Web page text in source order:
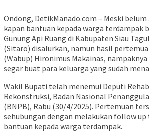
Ondong, DetikManado.com – Meski
kapan bantuan kepada warga terdampak
Gunung Api Ruang di Kabupaten Siau
(Sitaro) disalurkan, namun hasil
(Wabup) Hironimus Makainas,
segar buat para keluarga yang sudah
Wakil Bupati telah menemui Deputi
Rekonstruksi, Badan Nasional
(BNPB), Rabu (30/4/2025). Pertemuan
sehubungan dengan melakukan follow
bantuan kepada warga terdampak.